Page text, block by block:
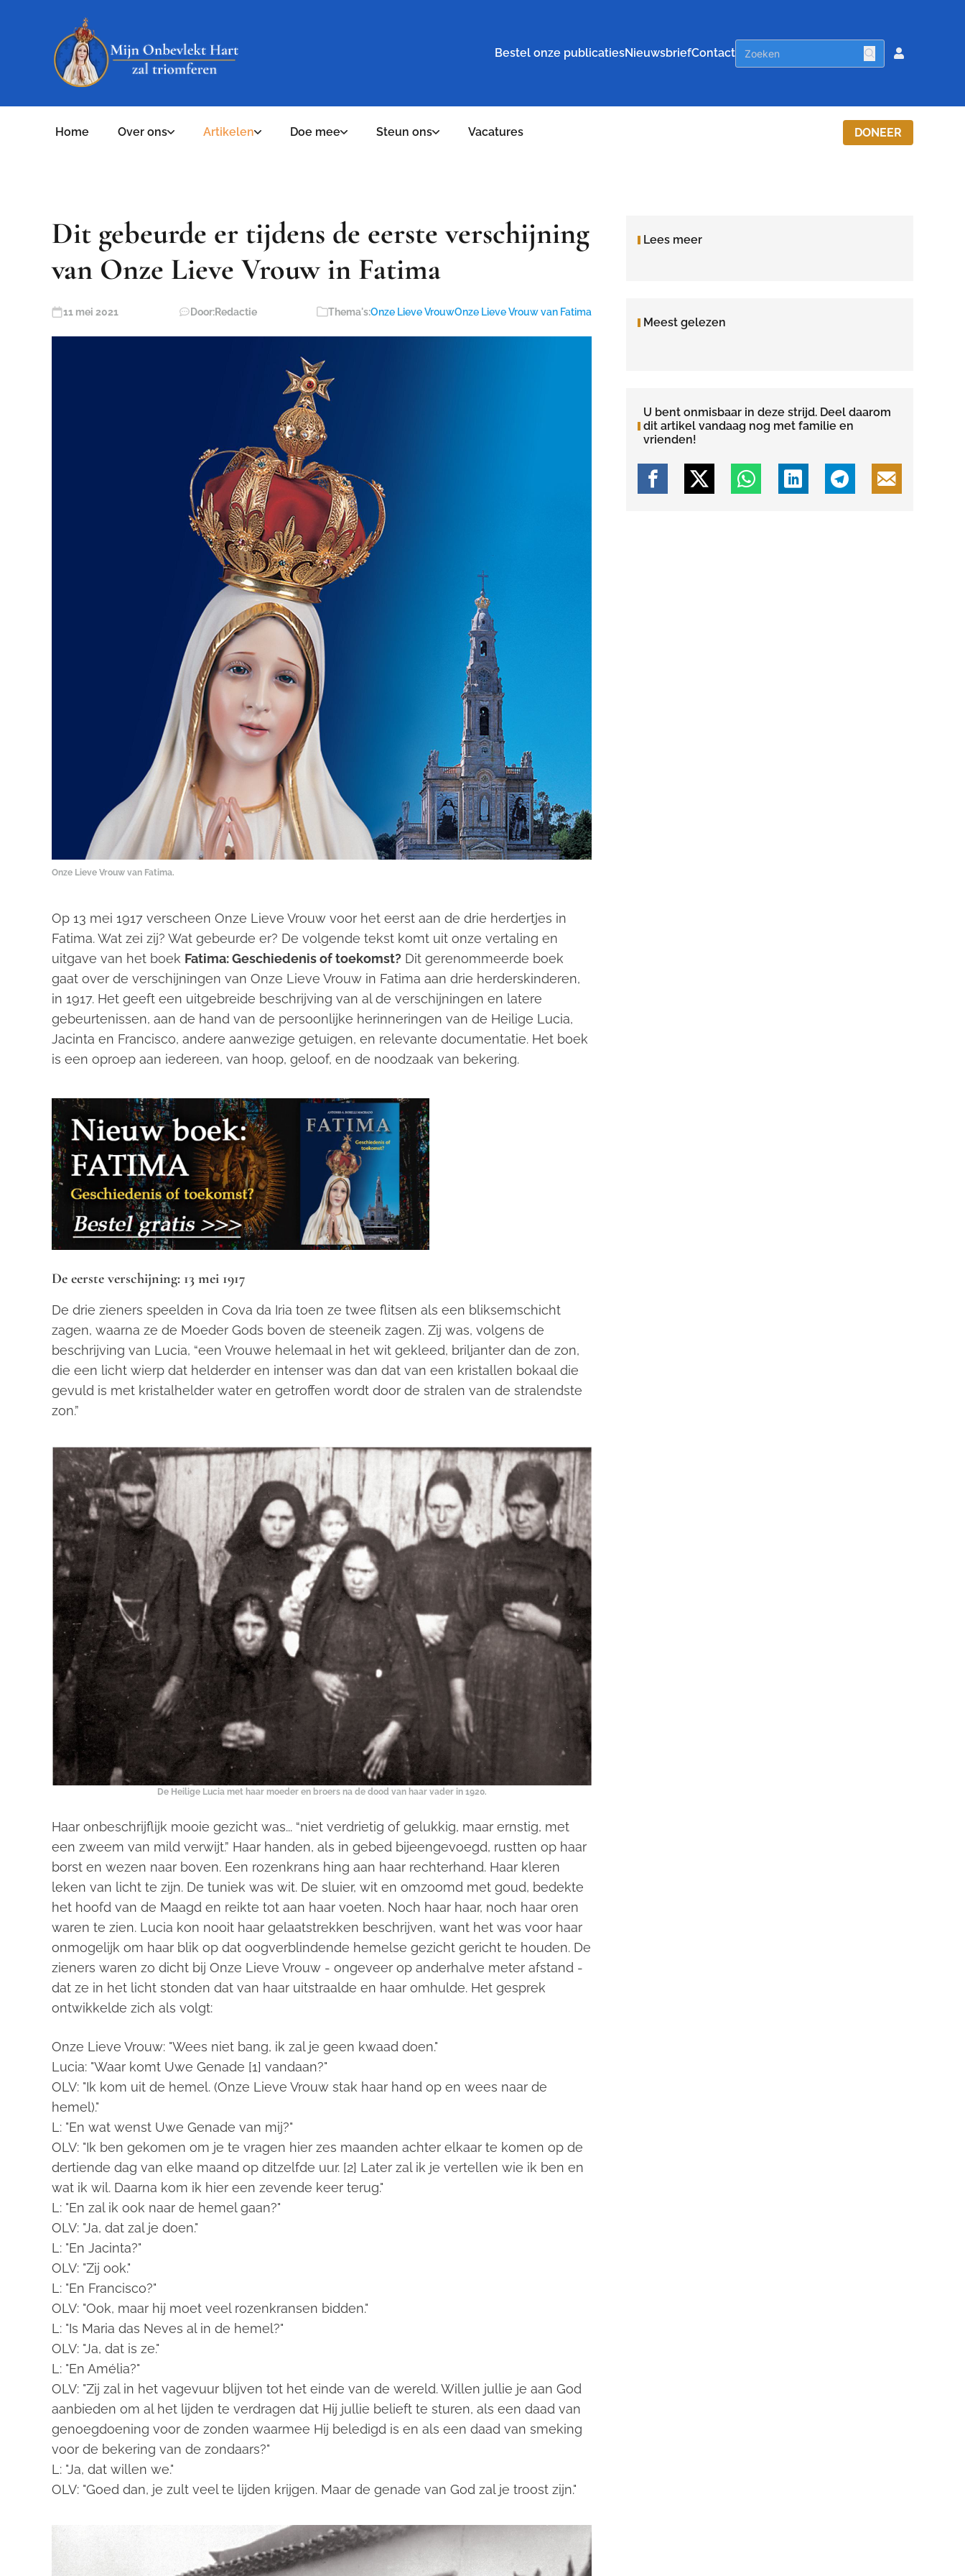
Bestel onze publicatiesNieuwsbriefContact
Home Over ons Artikelen Doe mee Steun ons Vacatures DONEER
Dit gebeurde er tijdens de eerste verschijning
van Onze Lieve Vrouw in Fatima
11 mei 2021 Door:Redactie Thema's:Onze Lieve VrouwOnze Lieve Vrouw van Fatima
Onze Lieve Vrouw van Fatima.
Op 13 mei 1917 verscheen Onze Lieve Vrouw voor het eerst aan de drie herdertjes in
Fatima. Wat zei zij? Wat gebeurde er? De volgende tekst komt uit onze vertaling en
uitgave van het boek Fatima: Geschiedenis of toekomst? Dit gerenommeerde boek
gaat over de verschijningen van Onze Lieve Vrouw in Fatima aan drie herderskinderen,
in 1917. Het geeft een uitgebreide beschrijving van al de verschijningen en latere
gebeurtenissen, aan de hand van de persoonlijke herinneringen van de Heilige Lucia,
Jacinta en Francisco, andere aanwezige getuigen, en relevante documentatie. Het boek
is een oproep aan iedereen, van hoop, geloof, en de noodzaak van bekering.
De eerste verschijning: 13 mei 1917
De drie zieners speelden in Cova da Iria toen ze twee flitsen als een bliksemschicht
zagen, waarna ze de Moeder Gods boven de steeneik zagen. Zij was, volgens de
beschrijving van Lucia, “een Vrouwe helemaal in het wit gekleed, briljanter dan de zon,
die een licht wierp dat helderder en intenser was dan dat van een kristallen bokaal die
gevuld is met kristalhelder water en getroffen wordt door de stralen van de stralendste
zon.”
De Heilige Lucia met haar moeder en broers na de dood van haar vader in 1920.
Haar onbeschrijflijk mooie gezicht was... “niet verdrietig of gelukkig, maar ernstig, met
een zweem van mild verwijt.” Haar handen, als in gebed bijeengevoegd, rustten op haar
borst en wezen naar boven. Een rozenkrans hing aan haar rechterhand. Haar kleren
leken van licht te zijn. De tuniek was wit. De sluier, wit en omzoomd met goud, bedekte
het hoofd van de Maagd en reikte tot aan haar voeten. Noch haar haar, noch haar oren
waren te zien. Lucia kon nooit haar gelaatstrekken beschrijven, want het was voor haar
onmogelijk om haar blik op dat oogverblindende hemelse gezicht gericht te houden. De
zieners waren zo dicht bij Onze Lieve Vrouw - ongeveer op anderhalve meter afstand -
dat ze in het licht stonden dat van haar uitstraalde en haar omhulde. Het gesprek
ontwikkelde zich als volgt:
Onze Lieve Vrouw: "Wees niet bang, ik zal je geen kwaad doen."
Lucia: "Waar komt Uwe Genade [1] vandaan?"
OLV: "Ik kom uit de hemel. (Onze Lieve Vrouw stak haar hand op en wees naar de
hemel)."
L: "En wat wenst Uwe Genade van mij?"
OLV: "Ik ben gekomen om je te vragen hier zes maanden achter elkaar te komen op de
dertiende dag van elke maand op ditzelfde uur. [2] Later zal ik je vertellen wie ik ben en
wat ik wil. Daarna kom ik hier een zevende keer terug."
L: "En zal ik ook naar de hemel gaan?"
OLV: "Ja, dat zal je doen."
L: "En Jacinta?"
OLV: "Zij ook."
L: "En Francisco?"
OLV: "Ook, maar hij moet veel rozenkransen bidden."
L: "Is Maria das Neves al in de hemel?"
OLV: "Ja, dat is ze."
L: "En Amélia?"
OLV: "Zij zal in het vagevuur blijven tot het einde van de wereld. Willen jullie je aan God
aanbieden om al het lijden te verdragen dat Hij jullie belieft te sturen, als een daad van
genoegdoening voor de zonden waarmee Hij beledigd is en als een daad van smeking
voor de bekering van de zondaars?"
L: "Ja, dat willen we."
OLV: "Goed dan, je zult veel te lijden krijgen. Maar de genade van God zal je troost zijn."
Lees meer
Meest gelezen
U bent onmisbaar in deze strijd. Deel daarom
dit artikel vandaag nog met familie en
vrienden!